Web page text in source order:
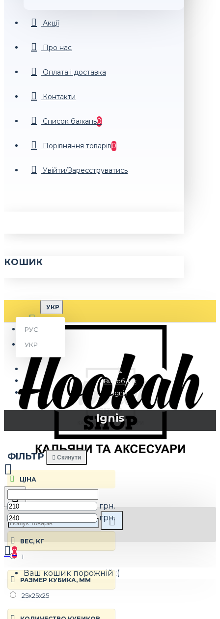
Акції
Про нас
Оплата і доставка
Контакти
Список бажань0
Порiвняння товарiв0
Увійти/Зареєструватись
КОШИК
УКР
РУС
УКР
0
Ваш кошик порожній :(
Виробник
Ignis
Ignis
ФIЛЬТР Скинути
ЦIНА
грн.
грн.
ВЕС, КГ
1
РАЗМЕР КУБИКА, ММ
25х25х25